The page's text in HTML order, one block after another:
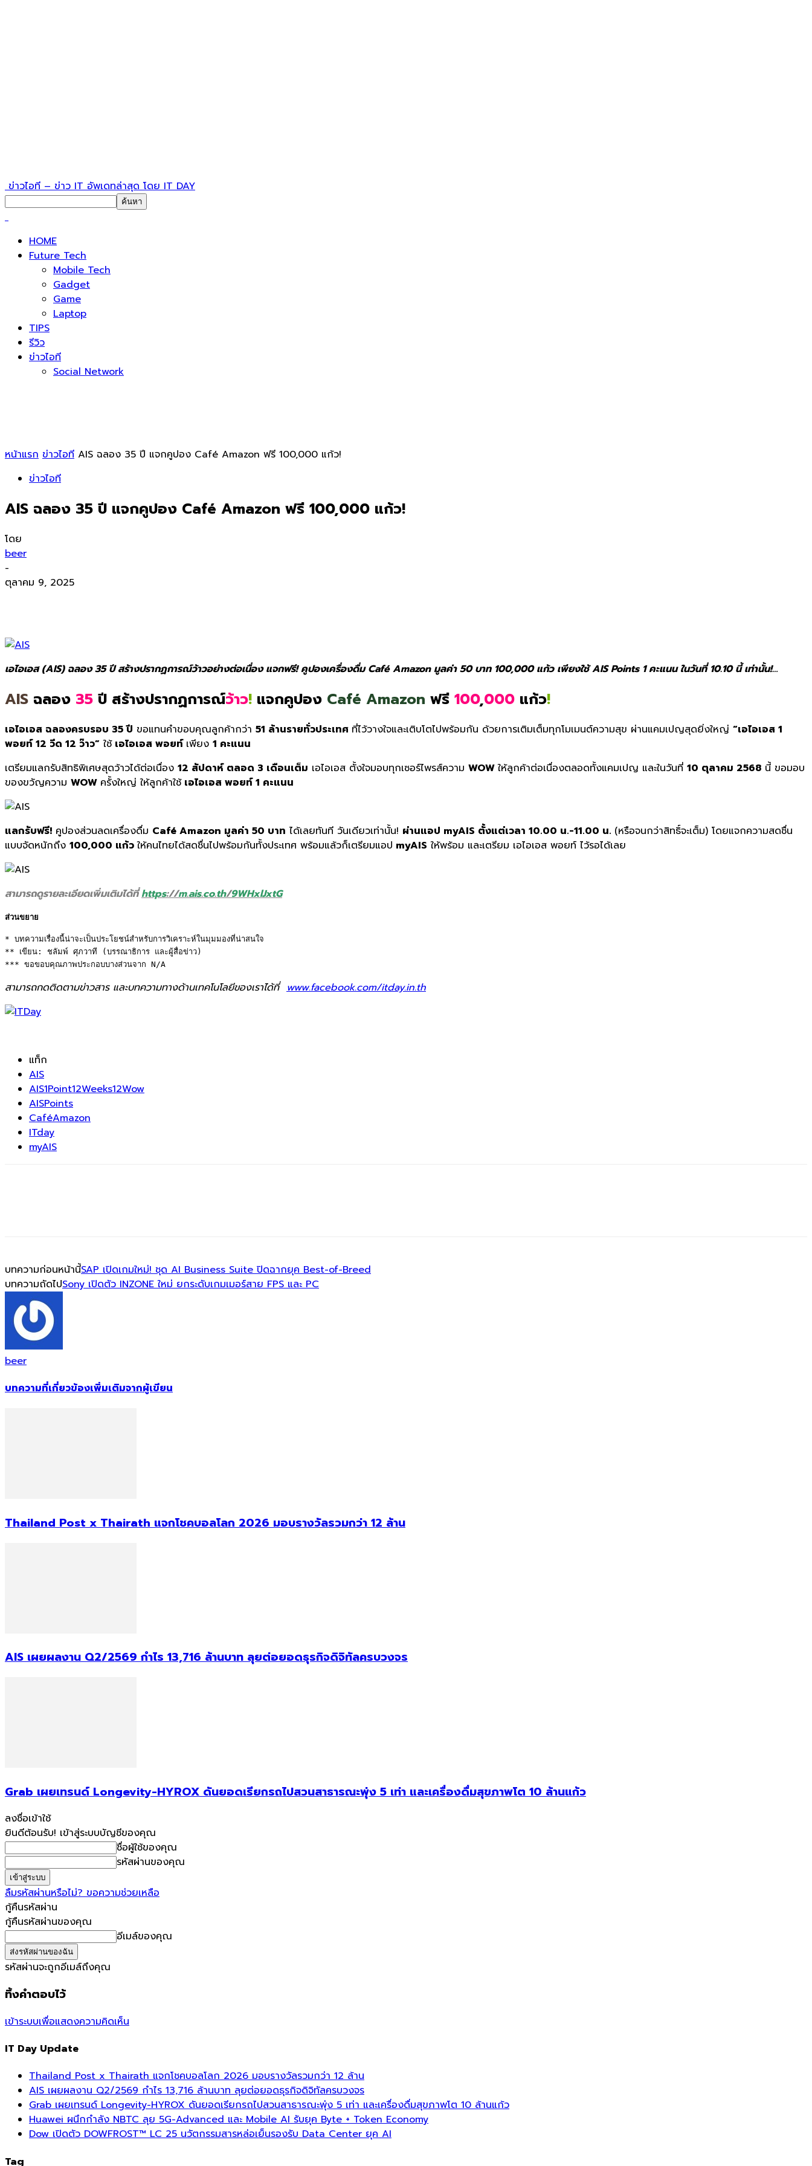
ข่าวไอที – ข่าว IT อัพเดทล่าสุด โดย IT DAY
HOME
Future Tech
Mobile Tech
Gadget
Game
Laptop
TIPS
รีวิว
ข่าวไอที
Social Network
หน้าแรก ข่าวไอที AIS ฉลอง 35 ปี แจกคูปอง Café Amazon ฟรี 100,000 แก้ว!
ข่าวไอที
AIS ฉลอง 35 ปี แจกคูปอง Café Amazon ฟรี 100,000 แก้ว!
โดย
beer
-
ตุลาคม 9, 2025
เอไอเอส (AIS) ฉลอง 35 ปี สร้างปรากฏการณ์ว้าวอย่างต่อเนื่อง แจกฟรี! คูปองเครื่องดื่ม Café Amazon มูลค่า 50 บาท 100,000 แก้ว เพียงใช้ AIS Points 1 คะแนน ในวันที่ 10.10 นี้ เท่านั้น!…
AIS ฉลอง 35 ปี สร้างปรากฏการณ์ว้าว! แจกคูปอง Café Amazon ฟรี 100,000 แก้ว!
เอไอเอส ฉลองครบรอบ 35ปี ขอแทนคำขอบคุณลูกค้ากว่า 51 ล้านรายทั่วประเทศ ที่ไว้วางใจและเติบโตไปพร้อมกัน ด้วยการเติมเต็มทุกโมเมนต์ความสุข ผ่านแคมเปญสุดยิ่งใหญ่ “เอไอเอส 1
พอยท์ 12 วีด 12 ว๊าว” ใช้เอไอเอส พอยท์ เพียง 1 คะแนน
เตรียมแลกรับสิทธิพิเศษสุดว้าวได้ต่อเนื่อง 12 สัปดาห์ ตลอด 3 เดือนเต็ม เอไอเอส ตั้งใจมอบทุกเซอร์ไพรส์ความ WOWให้ลูกค้าต่อเนื่องตลอดทั้งแคมเปญ และในวันที่ 10 ตุลาคม 2568 นี้ ขอมอบ
ของขวัญความ WOW ครั้งใหญ่ ให้ลูกค้าใช้ เอไอเอส พอยท์1 คะแนน
แลกรับฟรี! คูปองส่วนลดเครื่องดื่ม Café Amazon มูลค่า 50 บาท ได้เลยทันที วันเดียวเท่านั้น! ผ่านแอป myAIS ตั้งแต่เวลา 10.00 น.-11.00 น. (หรือจนกว่าสิทธิ์จะเต็ม) โดยแจกความสดชื่น
แบบจัดหนักถึง 100,000 แก้ว ให้คนไทยได้สดชื่นไปพร้อมกันทั้งประเทศ พร้อมแล้วก็เตรียมแอป myAIS ให้พร้อม และเตรียม เอไอเอส พอยท์ ไว้รอได้เลย
สามารถดูรายละเอียดเพิ่มเติมได้ที่ https://m.ais.co.th/9WHxlJxtG
ส่วนขยาย
* บทความเรื่องนี้น่าจะเป็นประโยชน์สำหรับการวิเคราะห์ในมุมมองที่น่าสนใจ
** เขียน: ชลัมพ์ ศุภวาที (บรรณาธิการ และผู้สื่อข่าว)
*** ขอขอบคุณภาพประกอบบางส่วนจาก N/A
สามารถกดติดตามข่าวสาร และบทความทางด้านเทคโนโลยีของเราได้ที่ www.facebook.com/itday.in.th
แท็ก
AIS
AIS1Point12Weeks12Wow
AISPoints
CaféAmazon
ITday
myAIS
บทความก่อนหน้านี้SAP เปิดเกมใหม่! ชุด AI Business Suite ปิดฉากยุค Best-of-Breed
บทความถัดไปSony เปิดตัว INZONE ใหม่ ยกระดับเกมเมอร์สาย FPS และ PC
beer
บทความที่เกี่ยวข้องเพิ่มเติมจากผู้เขียน
Thailand Post x Thairath แจกโชคบอลโลก 2026 มอบรางวัลรวมกว่า 12 ล้าน
AIS เผยผลงาน Q2/2569 กำไร 13,716 ล้านบาท ลุยต่อยอดธุรกิจดิจิทัลครบวงจร
Grab เผยเทรนด์ Longevity-HYROX ดันยอดเรียกรถไปสวนสาธารณะพุ่ง 5 เท่า และเครื่องดื่มสุขภาพโต 10 ล้านแก้ว
ลงชื่อเข้าใช้
ยินดีต้อนรับ! เข้าสู่ระบบบัญชีของคุณ
ชื่อผู้ใช้ของคุณ
รหัสผ่านของคุณ
ลืมรหัสผ่านหรือไม่? ขอความช่วยเหลือ
กู้คืนรหัสผ่าน
กู้คืนรหัสผ่านของคุณ
อีเมล์ของคุณ
รหัสผ่านจะถูกอีเมล์ถึงคุณ
ทิ้งคำตอบไว้
เข้าระบบเพื่อแสดงความคิดเห็น
IT Day Update
Thailand Post x Thairath แจกโชคบอลโลก 2026 มอบรางวัลรวมกว่า 12 ล้าน
AIS เผยผลงาน Q2/2569 กำไร 13,716 ล้านบาท ลุยต่อยอดธุรกิจดิจิทัลครบวงจร
Grab เผยเทรนด์ Longevity-HYROX ดันยอดเรียกรถไปสวนสาธารณะพุ่ง 5 เท่า และเครื่องดื่มสุขภาพโต 10 ล้านแก้ว
Huawei ผนึกกำลัง NBTC ลุย 5G-Advanced และ Mobile AI รับยุค Byte + Token Economy
Dow เปิดตัว DOWFROST™ LC 25 นวัตกรรมสารหล่อเย็นรองรับ Data Center ยุค AI
Tag